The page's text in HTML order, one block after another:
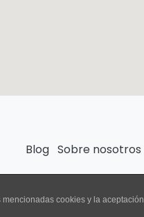
Blog Sobre nosotros
cookies y la